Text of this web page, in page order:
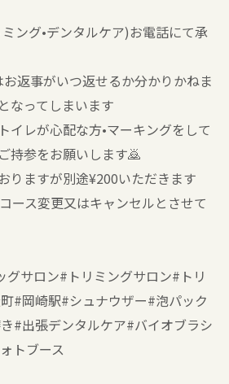
ング•デンタルケア)お電話にて承
返事がいつ返せるか分かりかねま
なってしまいます
レが心配な方•マーキングをして
持参をお願いします🙇
りますが別途¥200いただきます
ース変更又はキャンセルとさせて
サロン#トリミングサロン#トリ
#岡崎駅#シュナウザー#泡パック
#出張デンタルケア#バイオブラシ
トブース